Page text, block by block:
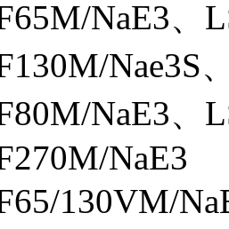
NaE3、
Nae3S
NaE3、
NaE3
130VM/